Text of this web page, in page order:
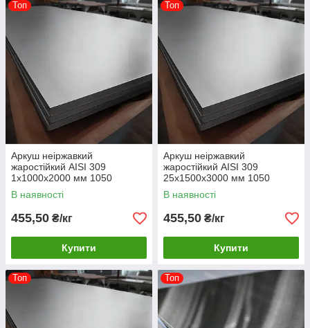
Топ
Аркуш неіржавкий
жаростійкий AISI 309
1х1000х2000 мм 1050
градусів
В наявності
455,50 ₴/кг
Купити
Топ
Аркуш неіржавкий
жаростійкий AISI 309
25х1500х3000 мм 1050
градусів
В наявності
455,50 ₴/кг
Купити
Топ Топ